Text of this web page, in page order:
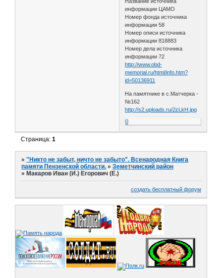
информации ЦАМО
Номер фонда источника
информации 58
Номер описи источника
информации 818883
Номер дела источника
информации 72
http://www.obd-
memorial.ru/html/info.htm?
id=50136911
На памятнике в с.Матчерка -
№162
http://s2.uploads.ru/2zLkH.jpg
0
Страница:1
»"Никто не забыт, ничто не забыто". Всенародная Книга
памяти Пензенской области. »Земетчинский район
» Макаров Иван (И.) Егорович (Е.)
создать бесплатный форум